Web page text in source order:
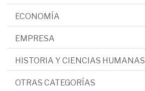
ECONOMÍA
EMPRESA
HISTORIA Y CIENCIAS HUMANAS
OTRAS CATEGORÍAS